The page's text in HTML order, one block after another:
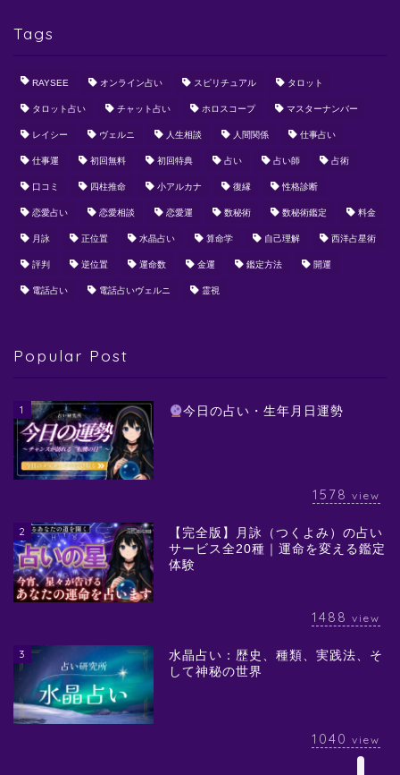
Tags
RAYSEE オンライン占い スピリチュアル タロット
タロット占い チャット占い ホロスコープ マスターナンバー
レイシー ヴェルニ 人生相談 人間関係 仕事占い
仕事運 初回無料 初回特典 占い 占い師 占術
口コミ 四柱推命 小アルカナ 復縁 性格診断
恋愛占い 恋愛相談 恋愛運 数秘術 数秘術鑑定 料金
月詠 正位置 水晶占い 算命学 自己理解 西洋占星術
評判 逆位置 運命数 金運 鑑定方法 開運
電話占い 電話占いヴェルニ 霊視
Popular Post
1 今日の占い・生年月日運勢
1578 view
2
【完全版】月詠（つくよみ）の占い
サービス全20種｜運命を変える鑑定
体験
1488 view
3
水晶占い：歴史、種類、実践法、そ
して神秘の世界
1040 view